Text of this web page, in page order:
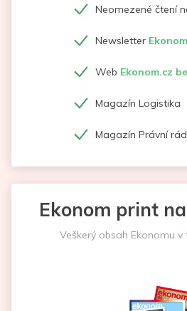
Neomezené čtení
Newsletter
Web Ekonom.cz
Magazín Logistika
Magazín Právní
Ekonom print
Veškerý obsah Ekonomu